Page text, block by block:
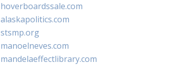
hoverboardssale.com
alaskapolitics.com
stsmp.org
manoelneves.com
mandelaeffectlibrary.com